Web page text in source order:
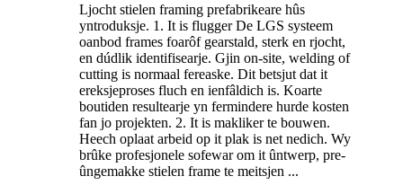
Ljocht stielen framing prefabrikeare hûs
yntroduksje. 1. It is flugger De LGS systeem
oanbod frames foarôf gearstald, sterk en rjocht,
en dúdlik identifisearje. Gjin on-site, welding of
cutting is normaal fereaske. Dit betsjut dat it
ereksjeproses fluch en ienfâldich is. Koarte
boutiden resultearje yn fermindere hurde kosten
fan jo projekten. 2. It is makliker te bouwen.
Heech oplaat arbeid op it plak is net nedich. Wy
brûke profesjonele sofewar om it ûntwerp, pre-
ûngemakke stielen frame te meitsjen ...